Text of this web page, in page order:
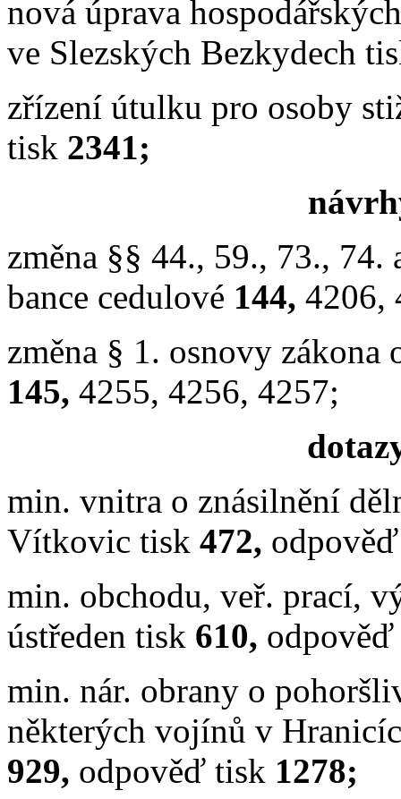
nová úprava
ve Slezských Bezkydech
zřízení útulku pro osoby
tisk 2341;
změna §§ 44., 59., 73.,
bance cedulové 144, 4206,
změna § 1. osnovy
145, 4255, 4256, 4257;
min. vnitra o znásilnění
Vítkovic tisk 472,
min. obchodu, veř. prací,
ústředen tisk 610,
min. nár. obrany o
některých vojínů v
929, odpověď tisk 1278;